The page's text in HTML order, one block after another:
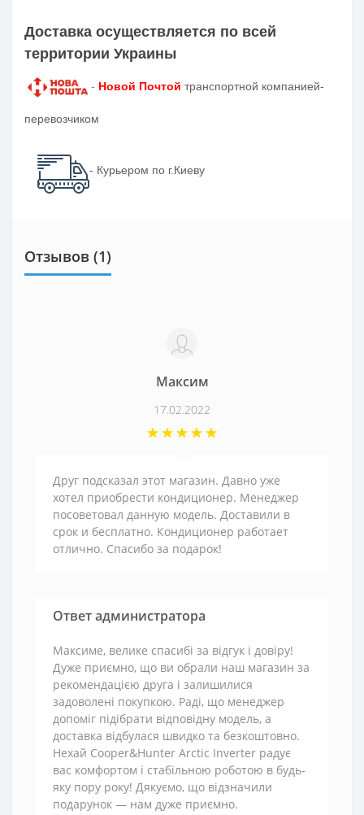
Доставка осуществляется по всей
территории Украины
- Новой Почтой транспортной компанией-
перевозчиком
- Курьером по г.Киеву
Отзывов (1)
Максим
17.02.2022
Друг подсказал этот магазин. Давно уже
хотел приобрести кондиционер. Менеджер
посоветовал данную модель. Доставили в
срок и бесплатно. Кондиционер работает
отлично. Спасибо за подарок!
Ответ администратора
Максиме, велике спасибі за відгук і довіру!
Дуже приємно, що ви обрали наш магазин за
рекомендацією друга і залишилися
задоволені покупкою. Раді, що менеджер
допоміг підібрати відповідну модель, а
доставка відбулася швидко та безкоштовно.
Нехай Cooper&Hunter Arctic Inverter радує
вас комфортом і стабільною роботою в будь-
яку пору року! Дякуємо, що відзначили
подарунок — нам дуже приємно.